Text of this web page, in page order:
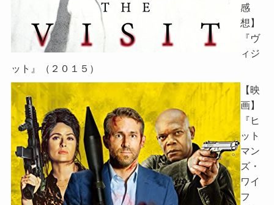
感
想】
『ヴ
ィジ
ット』（２０１５）
【映
画】
『ヒ
ット
マン
ズ・
ワイ
フ